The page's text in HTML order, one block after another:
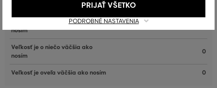
Veľkosť zodpovedá veľkosti, ktorú
nosím
Veľkosť je o niečo väčšia ako
nosím
0
Veľkosť je oveľa väčšia ako nosím 0
PODROBNÉ NASTAVENIA
PRIJAŤ VŠETKO